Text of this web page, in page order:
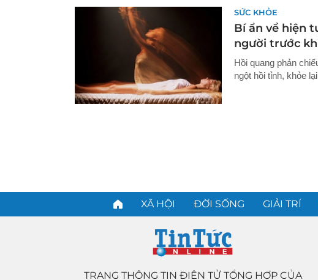
SỨC KHỎE
Bí ẩn về hiện
người trước
Hồi quang phản
ngột hồi tỉnh, khỏe
XÃ HỘI ĐỜI SỐNG GIẢI TRÍ
TRANG THÔNG TIN ĐIỆN TỬ TỔNG HỢP CỦA